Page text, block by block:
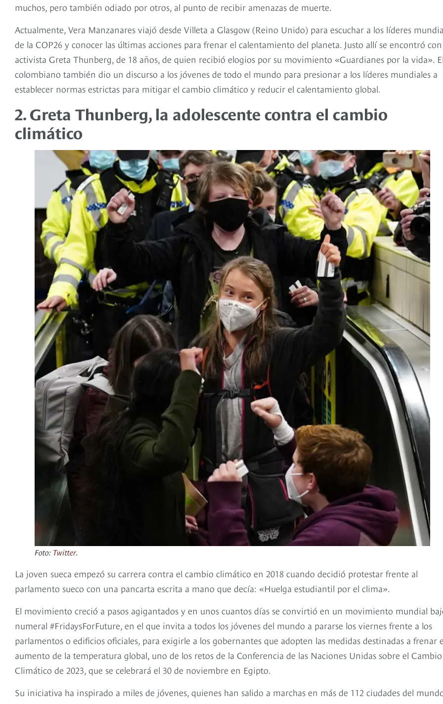
muchos, pero también odiado por otros, al punto de recibir amenazas de muerte.
Actualmente, Vera Manzanares viajó desde Villeta a Glasgow (Reino Unido) para escuchar a los líderes
de la COP26 y conocer las últimas acciones para frenar el calentamiento del planeta. Justo allí se encontró
activista Greta Thunberg, de 18 años, de quien recibió elogios por su movimiento «Guardianes por la vida».
colombiano también dio un discurso a los jóvenes de todo el mundo para presionar a los líderes mundiales a
establecer normas estrictas para mitigar el cambio climático y reducir el calentamiento global.
2. Greta Thunberg, la adolescente contra el cambio
climático
Foto: Twitter
La joven sueca empezó su carrera contra el cambio climático en 2018 cuando decidió protestar frente al
parlamento sueco con una pancarta escrita a mano que decía: «Huelga estudiantil por el clima».
El movimiento creció a pasos agigantados y en unos cuantos días se convirtió en un movimiento mundial
numeral #FridaysForFuture, en el que invita a todos los jóvenes del mundo a pararse los viernes frente a los
parlamentos o edificios oficiales, para exigirle a los gobernantes que adopten las medidas destinadas a frenar
aumento de la temperatura global, uno de los retos de la Conferencia de las Naciones Unidas sobre el Cambio
Climático de 2023, que se celebrará el 30 de noviembre en Egipto.
Su iniciativa ha inspirado a miles de jóvenes, quienes han salido a marchas en más de 112 ciudades del